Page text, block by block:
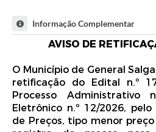
condições, quantidades,
constantes do Edital, do
demais anexos do Pregão
Registro de preços
servidores públicos
Municipal n.º 2.033, de 14 de
alterações, conforme
exigências estabelecidas no
Período de divulgação e
partir de 08/05/2026,
Informação Complementar
AVISO DE
O Município de General
retificação do Edital n.º
Processo Administrativo
Eletrônico n.º 12/2026,
de Preços, tipo menor